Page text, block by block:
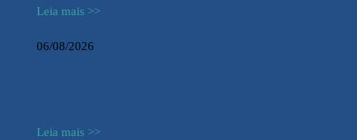
Leia mais >>
06/08/2026
Leia mais >>